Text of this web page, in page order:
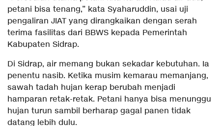
petani bisa tenang,” kata Syaharuddin, usai uji
pengaliran JIAT yang dirangkaikan dengan serah
terima fasilitas dari BBWS kepada Pemerintah
Kabupaten Sidrap.
Di Sidrap, air memang bukan sekadar kebutuhan. Ia
penentu nasib. Ketika musim kemarau memanjang,
sawah tadah hujan kerap berubah menjadi
hamparan retak-retak. Petani hanya bisa menunggu
hujan turun sambil berharap gagal panen tidak
datang lebih dulu.